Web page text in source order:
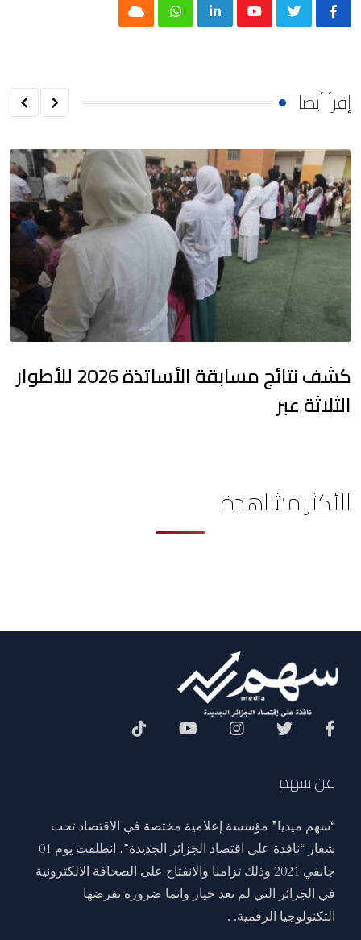
Youtube
LinkedIn
Whatsapp
Cloud
إقرأ أيضا
كشف نتائج مسابقة الأساتذة 2026 للأطوار
الثلاثة عبر
الأكثر مشاهدة
عن سهم
“سهم ميديا” مؤسسة إعلامية مختصة في الاقتصاد تحت
شعار “نافذة على اقتصاد الجزائر الجديدة”، انطلقت يوم 01
جانفي 2021 وذلك تزامنا والانفتاح على الصحافة الالكترونية
في الجزائر التي لم تعد خيار وانما ضرورة تفرضها
التكنولوجيا الرقمية. .